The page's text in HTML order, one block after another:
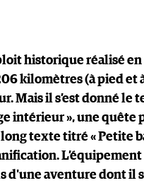
historique réalisé
kilomètres (à pied et
Mais il s’est donné
intérieur », une
texte titré « Petite
d'une aventure dont